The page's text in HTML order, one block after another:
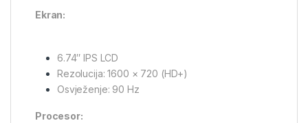
Ekran:
6.74″ IPS LCD
Rezolucija: 1600 × 720 (HD+)
Osvježenje: 90 Hz
Procesor: